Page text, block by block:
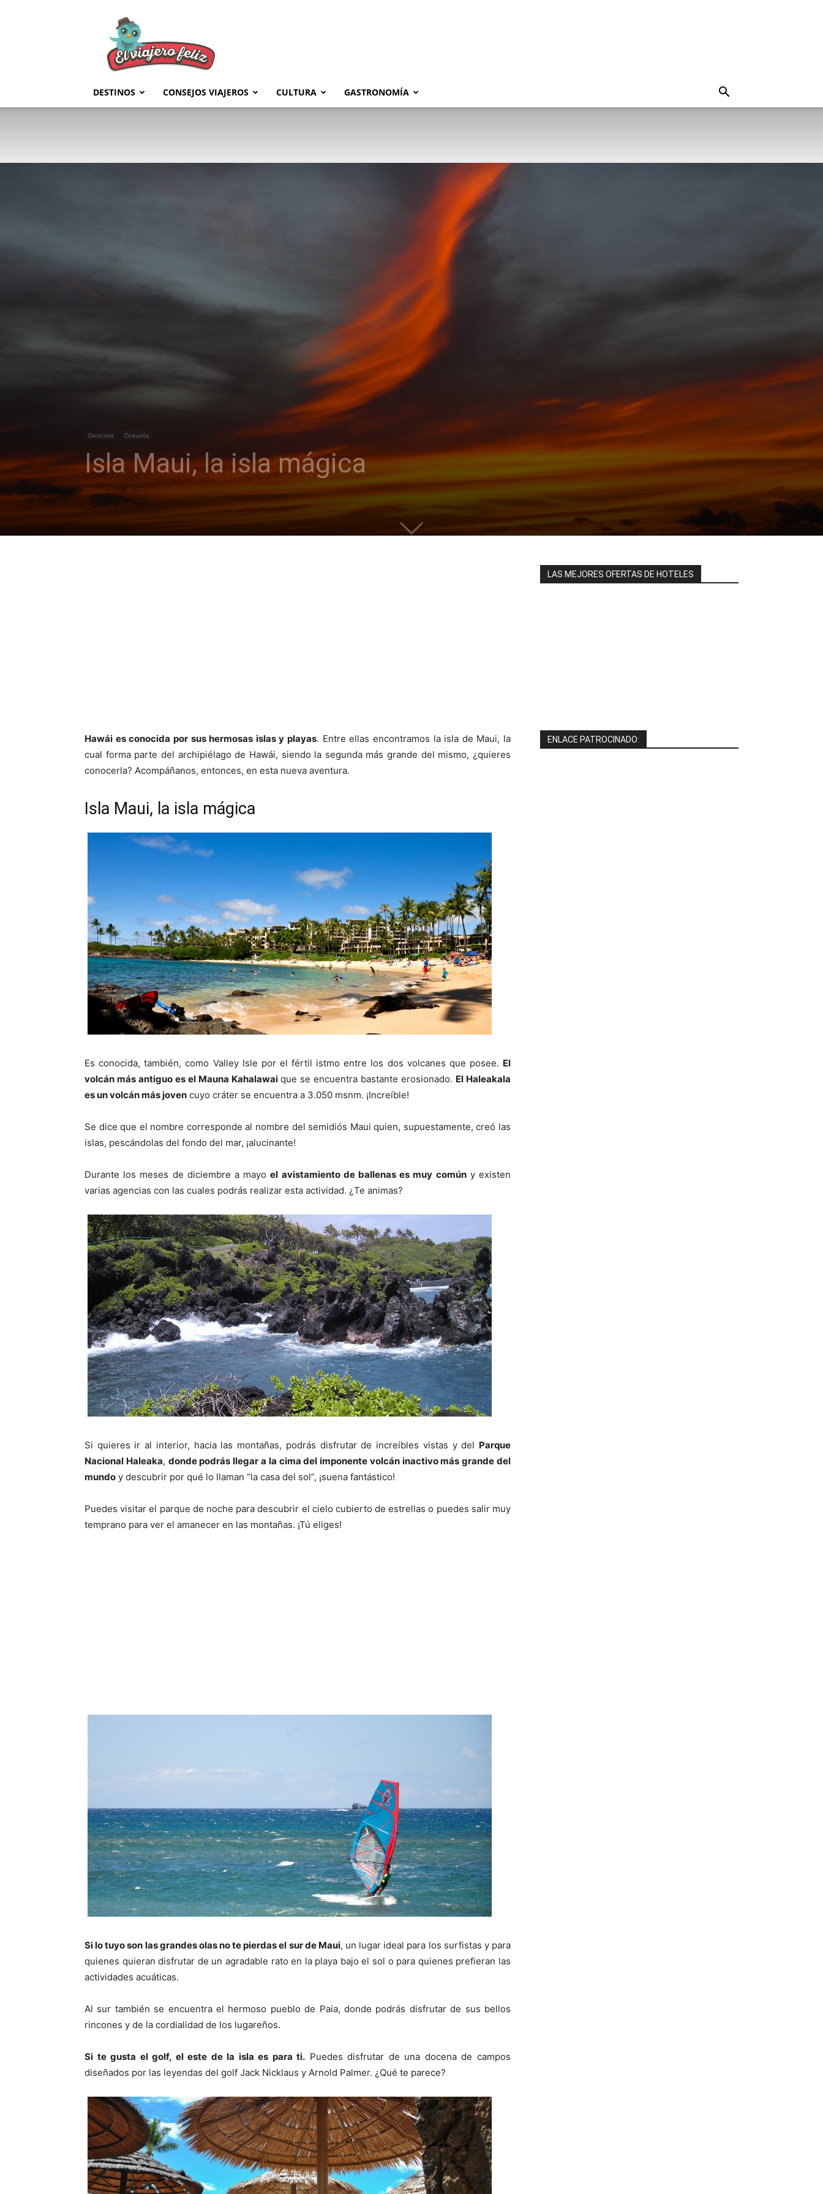
Feliz
DESTINOS CONSEJOS VIAJEROS CULTURA GASTRONOMÍA
Destinos Oceanía
Isla Maui, la isla mágica
Hawái es conocida por sus hermosas islas y playas. Entre ellas encontramos la isla de Maui, la
cual forma parte del archipiélago de Hawái, siendo la segunda más grande del mismo, ¿quieres
conocerla? Acompáñanos, entonces, en esta nueva aventura.
Isla Maui, la isla mágica
Es conocida, también, como Valley Isle por el fértil istmo entre los dos volcanes que posee. El
volcán más antiguo es el Mauna Kahalawaique se encuentra bastante erosionado. El Haleakala
es un volcán más joven cuyo cráter se encuentra a 3.050 msnm. ¡Increíble!
Se dice que el nombre corresponde al nombre del semidiós Maui quien, supuestamente, creó las
islas, pescándolas del fondo del mar, ¡alucinante!
Durante los meses de diciembre a mayoel avistamiento de ballenas es muy comúny existen
varias agencias con las cuales podrás realizar esta actividad. ¿Te animas?
Si quieres ir al interior, hacia las montañas, podrás disfrutar de increíbles vistas y del Parque
Nacional Haleaka, donde podrás llegar a la cima del imponente volcán inactivo más grande del
mundo y descubrir por qué lo llaman “la casa del sol”, ¡suena fantástico!
Puedes visitar el parque de noche para descubrir el cielo cubierto de estrellas o puedes salir muy
temprano para ver el amanecer en las montañas. ¡Tú eliges!
Si lo tuyo son las grandes olas no te pierdas el sur de Maui, un lugar ideal para los surfistas y para
quienes quieran disfrutar de un agradable rato en la playa bajo el sol o para quienes prefieran las
actividades acuáticas.
Al sur también se encuentra el hermoso pueblo de Paia, donde podrás disfrutar de sus bellos
rincones y de la cordialidad de los lugareños.
Si te gusta el golf, el este de la isla es para ti. Puedes disfrutar de una docena de campos
diseñados por las leyendas del golf Jack Nicklaus y Arnold Palmer. ¿Qué te parece?
LAS MEJORES OFERTAS DE HOTELES
ENLACE PATROCINADO: